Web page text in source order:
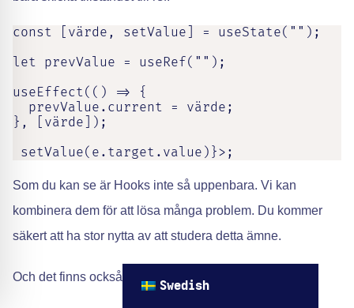
const [värde, setValue] = useState("");
let prevValue = useRef("");
useEffect(() => {
}, [värde]);
setValue(e.target.value)}>;
Som du kan se är Hooks inte så uppenbara. Vi kan
kombinera dem för att lösa många problem. Du kommer
säkert att ha stor nytta av att studera detta ämne.
Och det finns också anpassade krokar...
Swedish